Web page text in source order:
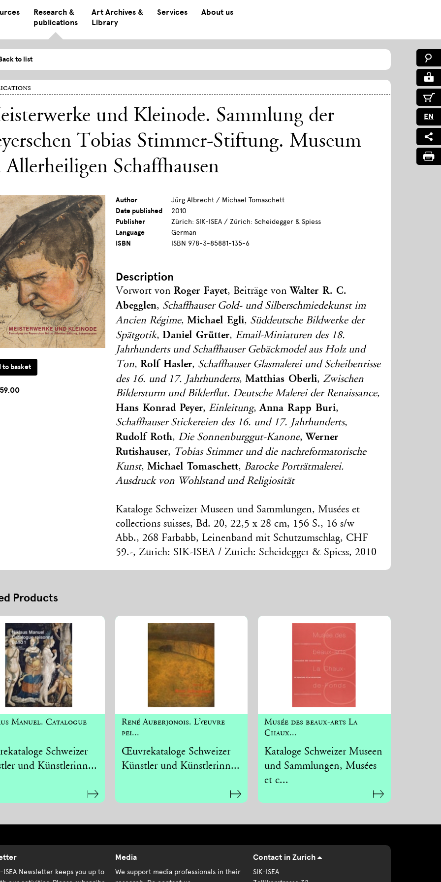
Research &
publications
Art Archives &
Library
Services About us
EN
to list
und Kleinode. Sammlung der
Tobias Stimmer-Stiftung. Museum
Allerheiligen Schaffhausen
Author
Jürg Albrecht / Michael Tomaschett
Date published
2010
Publisher
Zürich: SIK-ISEA / Zürich: Scheidegger & Spiess
Language
German
ISBN
ISBN 978-3-85881-135-6
Description
Vorwort vonRoger Fayet, Beiträge von Walter R. C.
Abegglen, Schaffhauser Gold- und Silberschmiedekunst im
Ancien Régime,Michael Egli, Süddeutsche Bildwerke der
Spätgotik,Daniel Grütter,Email-Miniaturen des 18.
Jahrhunderts und Schaffhauser Gebäckmodel aus Holz und
Ton,Rolf Hasler, Schaffhauser Glasmalerei und Scheibenrisse
des 16. und 17. Jahrhunderts,Matthias Oberli,Zwischen
Bildersturm und Bilderflut. Deutsche Malerei der Renaissance,
Hans Konrad Peyer, Einleitung,Anna Rapp Buri,
Schaffhauser Stickereien des 16. und 17. Jahrhunderts,
Rudolf Roth, Die Sonnenburggut-Kanone, Werner
Rutishauser, Tobias Stimmer und die nachreformatorische
Kunst,Michael Tomaschett, Barocke Porträtmalerei.
Ausdruck von Wohlstand und Religiosität
Kataloge Schweizer Museen und Sammlungen, Musées et
collections suisses, Bd. 20, 22,5 x 28 cm, 156 S., 16 s/w
Abb., 268 Farbabb, Leinenband mit Schutzumschlag, CHF
59.-, Zürich: SIK-ISEA / Zürich: Scheidegger & Spiess, 2010
Products
Manuel. Catalogue
Schweizer
und Künstlerinn...
René Auberjonois. L’œuvre
pei...
Œuvrekataloge Schweizer
Künstler und Künstlerinn...
Musée des beaux-arts La
Chaux...
Kataloge Schweizer Museen
und Sammlungen, Musées
et c...
ISEA Newsletter keeps you up to
Media
We support media professionals in their
Contact in Zurich
SIK-ISEA